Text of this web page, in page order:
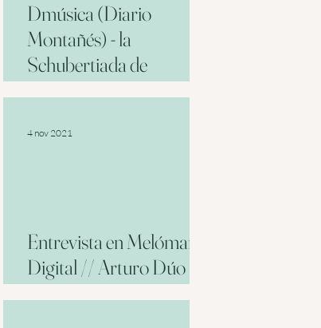
Dmúsica (Diario
Montañés) - la
Schubertiada de
Cantabria
Entrevista en Melómano
Digital // Arturo Dúo
Vital
4 nov 2021